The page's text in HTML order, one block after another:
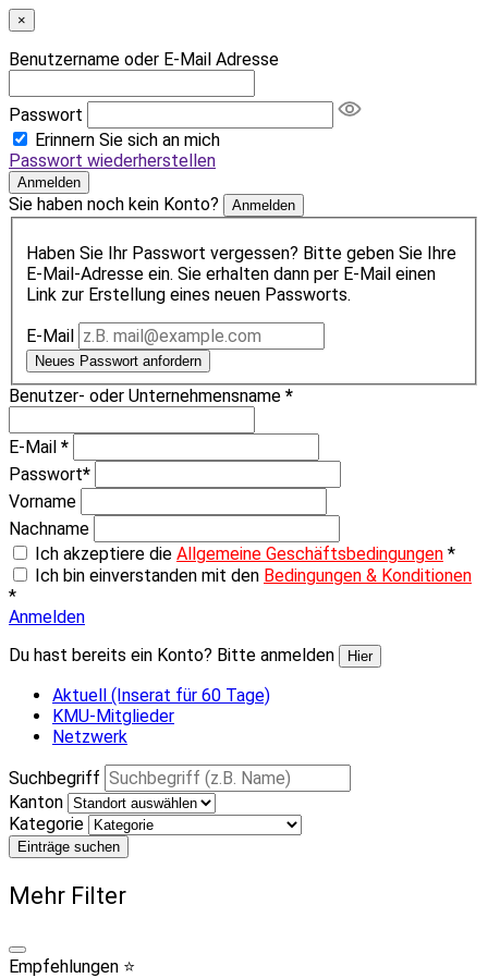
×
Benutzername oder E-Mail Adresse
Passwort
Erinnern Sie sich an mich
Passwort wiederherstellen
Anmelden
Sie haben noch kein Konto? Anmelden
Haben Sie Ihr Passwort vergessen? Bitte geben Sie Ihre
E-Mail-Adresse ein. Sie erhalten dann per E-Mail einen
Link zur Erstellung eines neuen Passworts.
E-Mail
Neues Passwort anfordern
Benutzer- oder Unternehmensname *
E-Mail *
Passwort*
Vorname
Nachname
Ich akzeptiere die Allgemeine Geschäftsbedingungen *
Ich bin einverstanden mit den Bedingungen & Konditionen
*
Anmelden
Du hast bereits ein Konto? Bitte anmelden
Hier
Aktuell (Inserat für 60 Tage)
KMU-Mitglieder
Netzwerk
Suchbegriff
Kanton
Kategorie
Einträge suchen
Mehr Filter
Empfehlungen ⭐